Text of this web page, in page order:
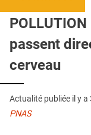
CRÉDITS
passent
cerveau
Actualité publiée il y a
PNAS